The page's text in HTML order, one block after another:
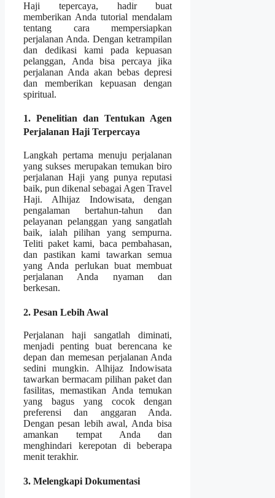
Haji tepercaya, hadir buat
memberikan Anda tutorial mendalam
tentang cara mempersiapkan
perjalanan Anda. Dengan ketrampilan
dan dedikasi kami pada kepuasan
pelanggan, Anda bisa percaya jika
perjalanan Anda akan bebas depresi
dan memberikan kepuasan dengan
spiritual.
1. Penelitian dan Tentukan Agen
Perjalanan Haji Terpercaya
Langkah pertama menuju perjalanan
yang sukses merupakan temukan biro
perjalanan Haji yang punya reputasi
baik, pun dikenal sebagai Agen Travel
Haji. Alhijaz Indowisata, dengan
pengalaman bertahun-tahun dan
pelayanan pelanggan yang sangatlah
baik, ialah pilihan yang sempurna.
Teliti paket kami, baca pembahasan,
dan pastikan kami tawarkan semua
yang Anda perlukan buat membuat
perjalanan Anda nyaman dan
berkesan.
2. Pesan Lebih Awal
Perjalanan haji sangatlah diminati,
menjadi penting buat berencana ke
depan dan memesan perjalanan Anda
sedini mungkin. Alhijaz Indowisata
tawarkan bermacam pilihan paket dan
fasilitas, memastikan Anda temukan
yang bagus yang cocok dengan
preferensi dan anggaran Anda.
Dengan pesan lebih awal, Anda bisa
amankan tempat Anda dan
menghindari kerepotan di beberapa
menit terakhir.
3. Melengkapi Dokumentasi